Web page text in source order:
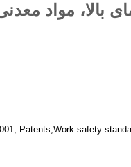
بالا، مواد
Patents,Work safety